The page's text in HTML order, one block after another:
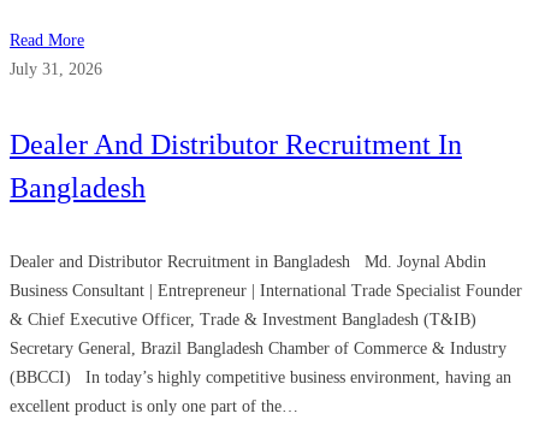
Read More
July 31, 2026
Dealer And Distributor Recruitment In
Bangladesh
Dealer and Distributor Recruitment in Bangladesh Md. Joynal Abdin
Business Consultant | Entrepreneur | International Trade Specialist Founder
& Chief Executive Officer, Trade & Investment Bangladesh (T&IB)
Secretary General, Brazil Bangladesh Chamber of Commerce & Industry
(BBCCI) In today’s highly competitive business environment, having an
excellent product is only one part of the…